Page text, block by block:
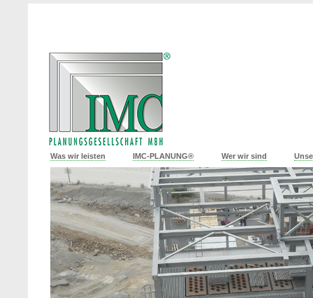
Was wir leisten IMC-PLANUNG® Wer wir sind